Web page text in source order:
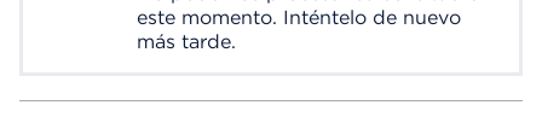
este momento. Inténtelo de nuevo
más tarde.